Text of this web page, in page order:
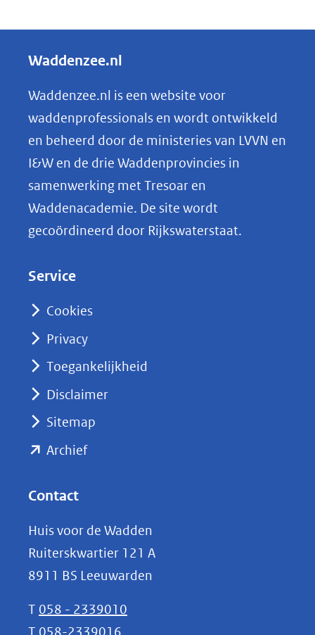
e
e
n
o
p
k
e
nieuw
naar
Waddenzee.nl
Waddenzee.nl is een website voor
waddenprofessionals en wordt ontwikkeld
en beheerd door de ministeries van LVVN en
I&W en de drie Waddenprovincies in
samenwerking met Tresoar en
Waddenacademie. De site wordt
gecoördineerd door Rijkswaterstaat.
Service
Cookies
Privacy
Toegankelijkheid
Disclaimer
Sitemap
Archief(opent
(verwijst
naar
een
andere
website)
Contact
Huis voor de Wadden
Ruiterskwartier 121 A
8911 BS Leeuwarden
T 058 - 2339010
T 058-2339016